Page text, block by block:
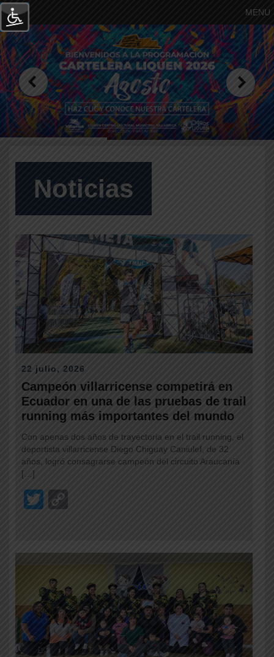
MENU
Noticias
22 julio, 2026
Campeón villarricense competirá en
Ecuador en una de las pruebas de trail
running más importantes del mundo
Con apenas dos años de trayectoria en el trail running, el
deportista villarricense Diego Chiguay Caniulef, de 32
años, logró consagrarse campeón del circuito Araucanía
[…]
T
er y
n
k